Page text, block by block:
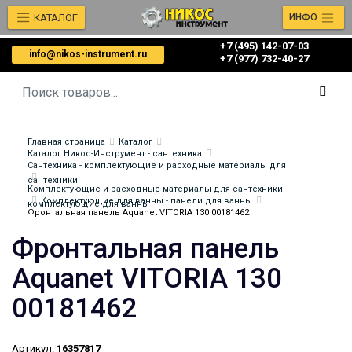
info@nikos-instrument.ru
+7 (495) 142-07-03
‎‎+7 (977) 732-40-27
КАТАЛОГ ИНФО
Главная страница
Каталог
Каталог Никос-Инструмент - сантехника
Сантехника - комплектующие и расходные материалы для
сантехники
Комплектующие и расходные материалы для сантехники -
комплектующие для ванны
Комплектующие для ванны - панели для ванны
Фронтальная панель Aquanet VITORIA 130 00181462
Фронтальная панель
Aquanet VITORIA 130
00181462
Артикул: 16357817